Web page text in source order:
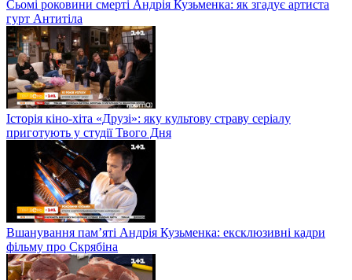
Сьомі роковини смерті Андрія Кузьменка: як згадує артиста
гурт Антитіла
Історія кіно-хіта «Друзі»: яку культову страву серіалу
приготують у студії Твого Дня
Вшанування пам’яті Андрія Кузьменка: ексклюзивні кадри
фільму про Скрябіна